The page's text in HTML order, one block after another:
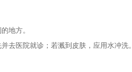
地方。
去医院就诊；若溅到皮肤，应用水冲洗。